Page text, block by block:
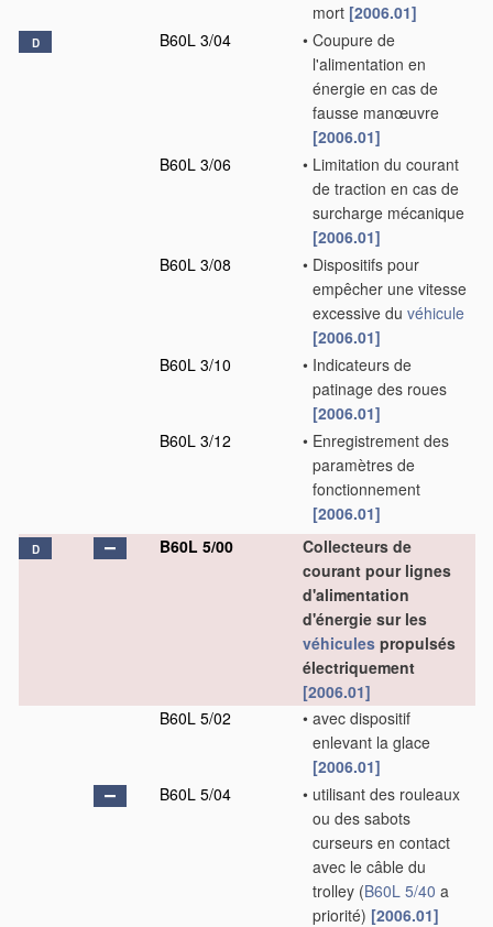
mort [2006.01]
D B60L 3/04 • Coupure de
l'alimentation en
énergie en cas de
fausse manœuvre
[2006.01]
B60L 3/06
• Limitation du courant
de traction en cas de
surcharge mécanique
[2006.01]
B60L 3/08
• Dispositifs pour
empêcher une vitesse
excessive du véhicule
[2006.01]
B60L 3/10
• Indicateurs de
patinage des roues
[2006.01]
B60L 3/12
• Enregistrement des
paramètres de
fonctionnement
[2006.01]
D B60L 5/00
Collecteurs de
courant pour lignes
d'alimentation
d'énergie sur les
véhicules propulsés
électriquement
[2006.01]
B60L 5/02
• avec dispositif
enlevant la glace
[2006.01]
B60L 5/04
• utilisant des rouleaux
ou des sabots
curseurs en contact
avec le câble du
trolley (B60L 5/40 a
priorité) [2006.01]